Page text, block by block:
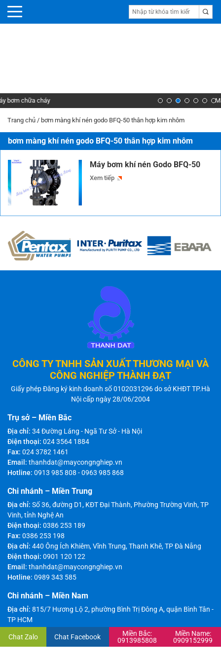
Trang chủ / bơm màng khí nén godo BFQ-50 thân hợp kim nhôm
bơm màng khí nén godo BFQ-50 thân hợp kim nhôm
Máy bơm khí nén Godo BFQ-50
Xem tiếp
CÔNG TY TNHH SẢN XUẤT THƯƠNG MẠI VÀ
CÔNG NGHIỆP THÀNH ĐẠT
Giấy phép Đăng ký kinh doanh số 0102031296 do sở KHĐT TP.Hà
Nội cấp ngày 28/06/2004
Trụ sở – Miền Bắc
Địa chỉ: 34 Đường Láng - Ngã Tư Sở - Hà Nội
Điện thoại: 024 3564 1884
Fax: 024 3782 1461
Email: thanhdat@maycongnghiep.vn
Hotline: 0913 985 808 -0963 985 868
Chi nhánh – Miền Trung
Địa chỉ: Số 36, đường D1, KĐT Đại Thành, Phường Trường Vinh, TP
Vinh, tỉnh Nghệ An
Điện thoại: 0386 253 189
Fax: 0386 253 198
Địa chỉ: 440 Ông Ích Khiêm, Vĩnh Trung, Thanh Khê, TP Đà Nẵng
Điện thoại: 0901 120 122
Email: thanhdat@maycongnghiep.vn
Hotline: 0989 343 585
Chi nhánh – Miền Nam
Địa chỉ: 815/7 Hương Lộ 2, phường Bình Trị Đông A, quận Bình Tân -
TP HCM
Fax: 028 3869 1280
Chat Zalo Chat Facebook
Miền Bắc:
0913985808
Miền Name:
0909152999